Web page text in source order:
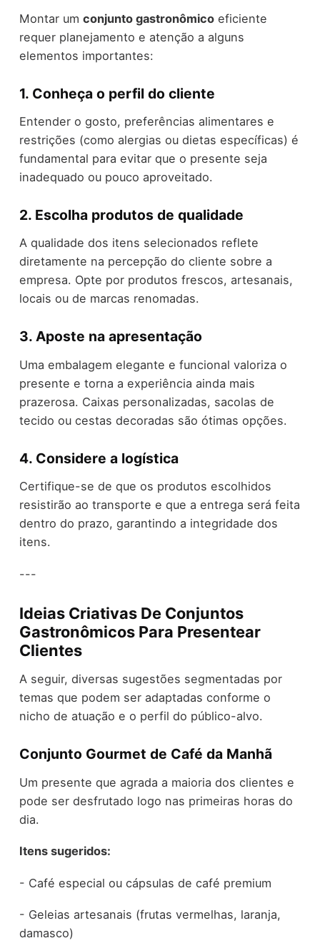
Montar um conjunto gastronômicoeficiente
requer planejamento e atenção a alguns
elementos importantes:
1. Conheça o perfil do cliente
Entender o gosto, preferências alimentares e
restrições (como alergias ou dietas específicas) é
fundamental para evitar que o presente seja
inadequado ou pouco aproveitado.
2. Escolha produtos de qualidade
A qualidade dos itens selecionados reflete
diretamente na percepção do cliente sobre a
empresa. Opte por produtos frescos, artesanais,
locais ou de marcas renomadas.
3. Aposte na apresentação
Uma embalagem elegante e funcional valoriza o
presente e torna a experiência ainda mais
prazerosa. Caixas personalizadas, sacolas de
tecido ou cestas decoradas são ótimas opções.
4. Considere a logística
Certifique-se de que os produtos escolhidos
resistirão ao transporte e que a entrega será feita
dentro do prazo, garantindo a integridade dos
itens.
---
Ideias Criativas De Conjuntos
Gastronômicos Para Presentear
Clientes
A seguir, diversas sugestões segmentadas por
temas que podem ser adaptadas conforme o
nicho de atuação e o perfil do público-alvo.
Conjunto Gourmet de Café da Manhã
Um presente que agrada a maioria dos clientes e
pode ser desfrutado logo nas primeiras horas do
dia.
Itens sugeridos:
- Café especial ou cápsulas de café premium
- Geleias artesanais (frutas vermelhas, laranja,
damasco)